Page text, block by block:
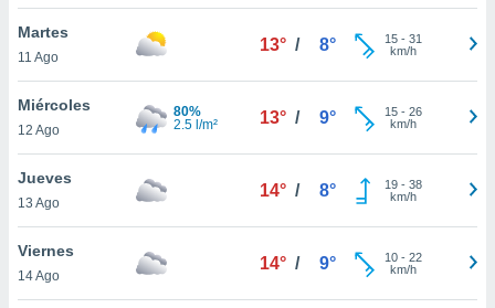
de
cookies
aceptar
Martes
11 Ago
13° / 8° 15- 31
km/h
Miércoles
12 Ago
80%
2.5 l/m²
13° / 9° 15- 26
km/h
Jueves
13 Ago
14° / 8° 19- 38
km/h
Viernes
14 Ago
14° / 9° 10- 22
km/h